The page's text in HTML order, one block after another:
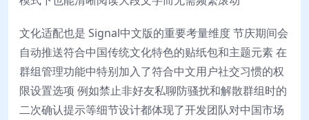
文化适配也是 Signal中文版的重要考量维度 节庆期间会
自动推送符合中国传统文化特色的贴纸包和主题元素 在
群组管理功能中特别加入了符合中文用户社交习惯的权
限设置选项 例如禁止非好友私聊防骚扰和解散群组时的
二次确认提示等细节设计都体现了开发团队对中国市场